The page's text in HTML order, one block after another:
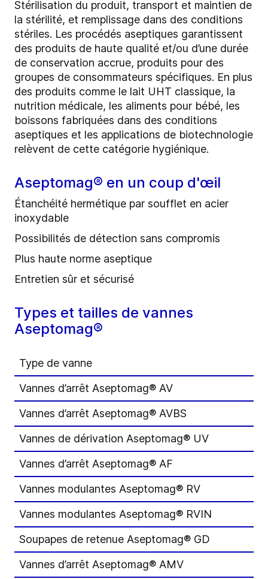
Stérilisation du produit, transport et maintien de
la stérilité, et remplissage dans des conditions
stériles. Les procédés aseptiques garantissent
des produits de haute qualité et/ou d’une durée
de conservation accrue, produits pour des
groupes de consommateurs spécifiques. En plus
des produits comme le lait UHT classique, la
nutrition médicale, les aliments pour bébé, les
boissons fabriquées dans des conditions
aseptiques et les applications de biotechnologie
relèvent de cette catégorie hygiénique.
Aseptomag® en un coup d'œil
Étanchéité hermétique par soufflet en acier
inoxydable
Possibilités de détection sans compromis
Plus haute norme aseptique
Entretien sûr et sécurisé
Types et tailles de vannes
Aseptomag®
Type de vanne
Vannes d’arrêt Aseptomag® AV
Vannes d’arrêt Aseptomag® AVBS
Vannes de dérivation Aseptomag® UV
Vannes d’arrêt Aseptomag® AF
Vannes modulantes Aseptomag® RV
Vannes modulantes Aseptomag® RVIN
Soupapes de retenue Aseptomag® GD
Vannes d’arrêt Aseptomag® AMV